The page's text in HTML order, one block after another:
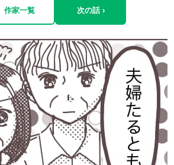
作家一覧 次の話 ›